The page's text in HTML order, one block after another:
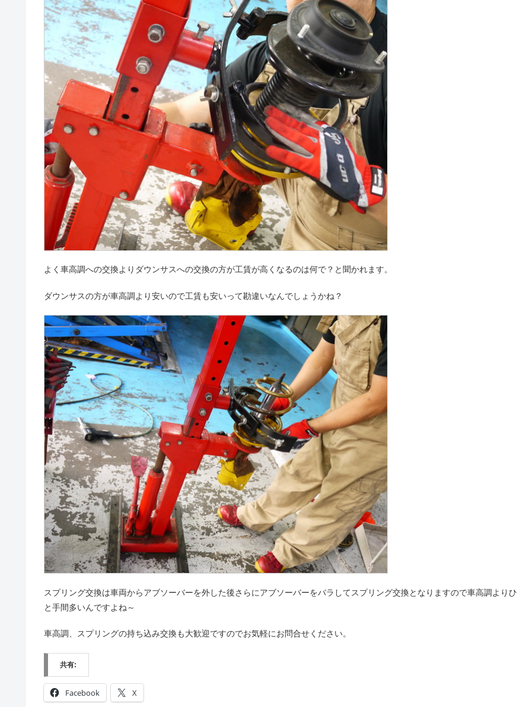
よく車高調への交換よりダウンサスへの交換の方が工賃が高くなるのは何で？と聞かれます。
ダウンサスの方が車高調より安いので工賃も安いって勘違いなんでしょうかね？
スプリング交換は車両からアブソーバーを外した後さらにアブソーバーをバラしてスプリング交換となりますので車高調よりひ
と手間多いんですよね～
車高調、スプリングの持ち込み交換も大歓迎ですのでお気軽にお問合せください。
共有:
Facebook X